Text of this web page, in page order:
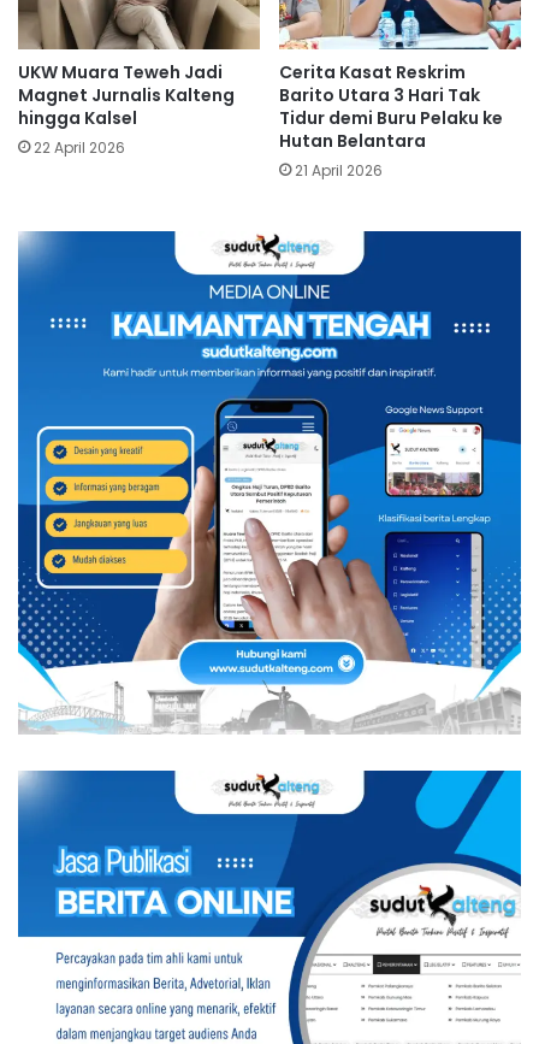
UKW Muara Teweh Jadi
Magnet Jurnalis Kalteng
hingga Kalsel
22 April 2026
Cerita Kasat Reskrim
Barito Utara 3 Hari Tak
Tidur demi Buru Pelaku ke
Hutan Belantara
21 April 2026